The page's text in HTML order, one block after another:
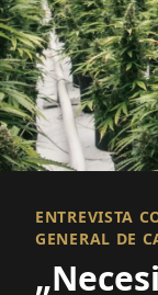
ENTREVISTA
GENERAL DE